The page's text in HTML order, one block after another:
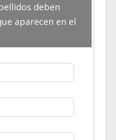
deben
aparecen en el